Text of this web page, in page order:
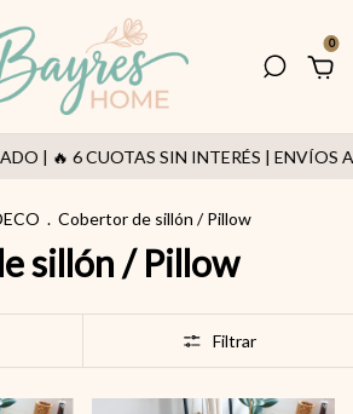
0
| 🔥 6 CUOTAS SIN INTERÉS | ENVÍOS
. Cobertor de sillón / Pillow
sillón / Pillow
Filtrar